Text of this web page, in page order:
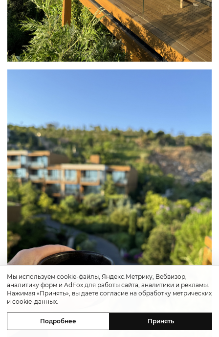
Мы используем cookie-файлы, Яндекс.Метрику, Вебвизор,
аналитику форм и AdFox для работы сайта, аналитики и рекламы.
Нажимая «Принять», вы даете согласие на обработку метрических
и cookie-данных.
Подробнее Принять